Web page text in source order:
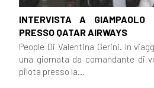
INTERVISTA A GIAMPAOLO
PRESSO QATAR AIRWAYS
People Di Valentina Gerini. In
una giornata da comandante di
pilota presso la...